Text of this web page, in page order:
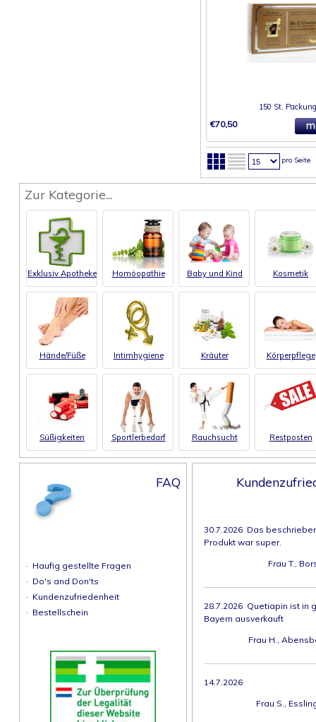
150 St. Packung
€70,50
pro Seite
Zur Kategorie...
Exklusiv Apotheke Homöopathie Baby und Kind Kosmetik
Hände/Füße Intimhygiene Kräuter Körperpflege
Süßigkeiten Sportlerbedarf Rauchsucht Restposten
FAQ
· Haufig gestellte Fragen
· Do's and Don'ts
· Kundenzufriedenheit
· Bestellschein
30.7.2026 Das
Produkt war super.
Frau T.,
28.7.2026 Quetiapin ist in
Bayern ausverkauft
Frau H.,
14.7.2026
Frau S.,